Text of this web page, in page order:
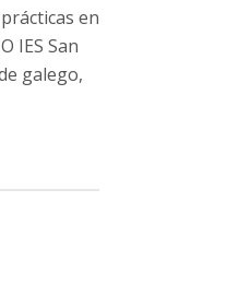
en
IES San
galego,